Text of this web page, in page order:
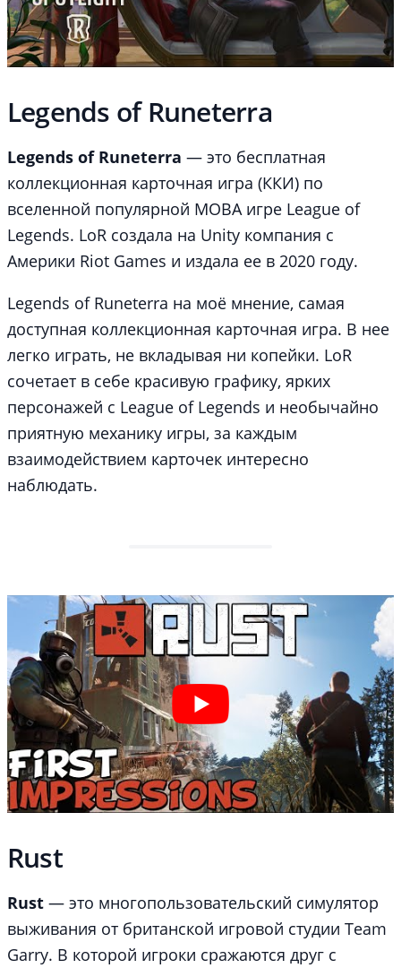
Legends of Runeterra
Legends of Runeterra — это бесплатная
коллекционная карточная игра (ККИ) по
вселенной популярной MOBA игре League of
Legends. LoR создала на Unity компания с
Америки Riot Games и издала ее в 2020 году.
Legends of Runeterra на моё мнение, самая
доступная коллекционная карточная игра. В нее
легко играть, не вкладывая ни копейки. LoR
сочетает в себе красивую графику, ярких
персонажей с League of Legends и необычайно
приятную механику игры, за каждым
взаимодействием карточек интересно
наблюдать.
Rust
Rust — это многопользовательский симулятор
выживания от британской игровой студии Team
Garry. В которой игроки сражаются друг с